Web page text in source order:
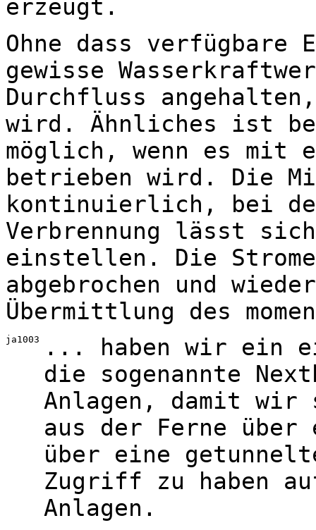
erzeugt.
Ohne dass
gewisse
Durchfluss
wird. Ähnliches ist
möglich, wenn es mit
betrieben wird. Die
kontinuierlich, bei
Verbrennung lässt
einstellen. Die
abgebrochen und
Übermittlung des
ja1003
... haben wir ein
die sogenannte
Anlagen, damit wir
aus der Ferne
über eine
Zugriff zu haben
Anlagen.